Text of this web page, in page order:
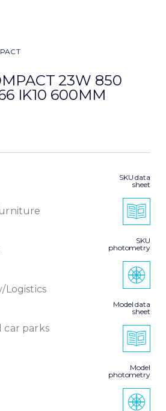
23W 850
IK10 600MM
Logistics
car parks
SKU data
sheet
SKU
photometry
Model data
sheet
Model
photometry